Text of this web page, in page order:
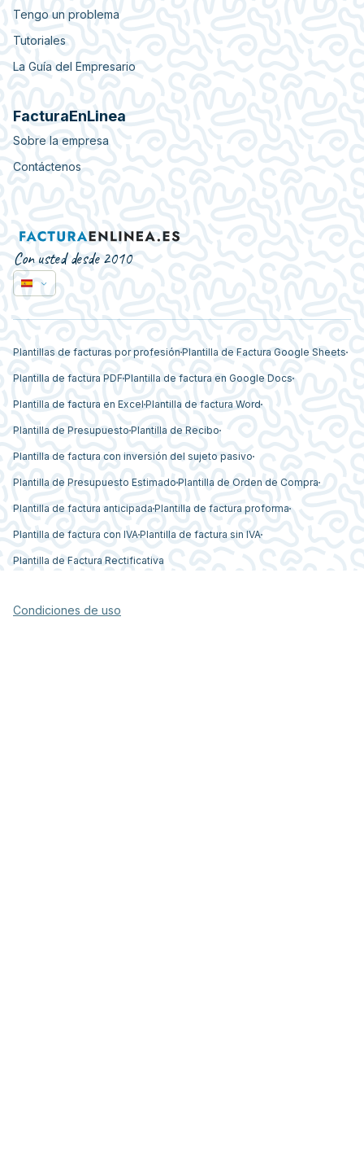
Tengo un problema
Tutoriales
La Guía del Empresario
FacturaEnLinea
Sobre la empresa
Contáctenos
Con usted desde 2010
Plantillas de facturas por profesión Plantilla de Factura Google Sheets
Plantilla de factura PDF Plantilla de factura en Google Docs
Plantilla de factura en Excel Plantilla de factura Word
Plantilla de Presupuesto Plantilla de Recibo
Plantilla de factura con inversión del sujeto pasivo
Plantilla de Presupuesto Estimado Plantilla de Orden de Compra
Plantilla de factura anticipada Plantilla de factura proforma
Plantilla de factura con IVAPlantilla de factura sin IVA
Plantilla de Factura Rectificativa
Condiciones de uso